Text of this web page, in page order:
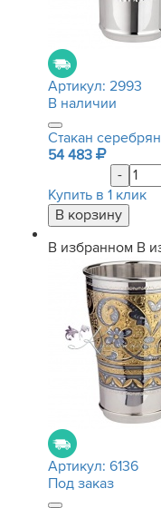
Артикул: 2993
В наличии
Стакан
54 483
-
Купить в 1 клик
В избранном В
Артикул: 6136
Под заказ